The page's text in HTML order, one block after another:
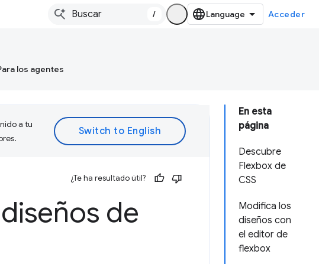
/ Acceder
los agentes
En esta
página
Descubre
Flexbox de
CSS
Modifica los
diseños con
el editor de
flexbox
a tu
¿Te ha resultado útil?
de